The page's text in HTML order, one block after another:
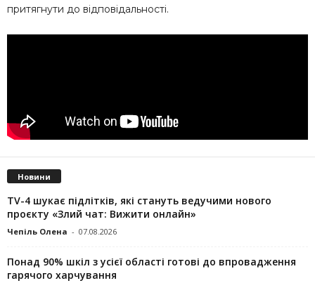
притягнути до відповідальності.
Новини
TV-4 шукає підлітків, які стануть ведучими нового
проєкту «Злий чат: Вижити онлайн»
Чепіль Олена - 07.08.2026
Понад 90% шкіл з усієї області готові до впровадження
гарячого харчування